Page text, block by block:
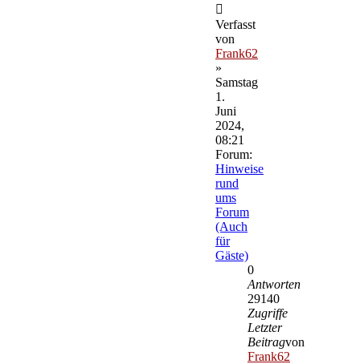
Verfasst
von
Frank62
»
Samstag
1.
Juni
2024,
08:21
Forum:
Hinweise
rund
ums
Forum
(Auch
für
Gäste)
0
Antworten
29140
Zugriffe
Letzter
Beitragvon
Frank62